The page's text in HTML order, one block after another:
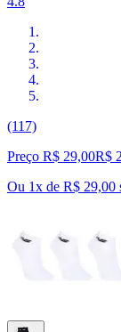
(117)
Preço R$ 29,00R$
Ou 1x de R$ 29,00